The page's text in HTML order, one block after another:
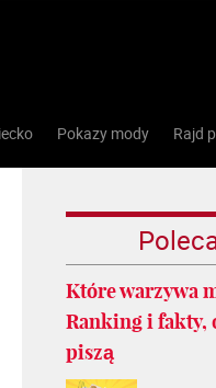
Pokazy mody Rajd
Które warzywa
Ranking i
piszą